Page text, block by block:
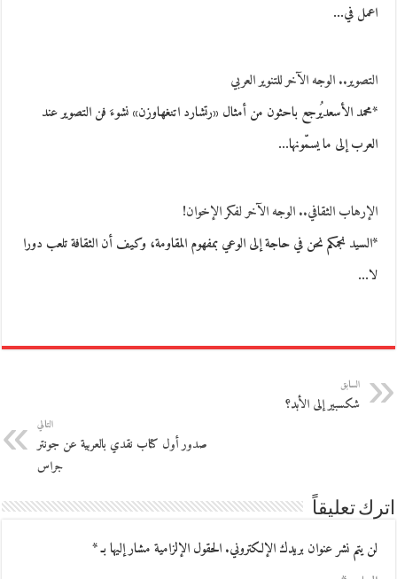
اعمل في…
التصوير.. الوجه الآخر للتنوير العربي
*محمد الأسعديُرجع باحثون من أمثال «رتشارد اتنغهاوزن» نشوءَ فن التصوير عند
العرب إلى ما يسمّونها…
الإرهاب الثقافي.. الوجه الآخر لفكر الإخوان!
*السيد نجمكم نحن في حاجة إلى الوعي بمفهوم المقاومة، وكيف أن الثقافة تلعب دورا
لا…
السابق
شكسبير إلى الأبد؟
التالي
صدور أول كتاب نقدي بالعربية عن جونتر
جراس
اترك تعليقاً
لن يتم نشر عنوان بريدك الإلكتروني.الحقول الإلزامية مشار إليها بـ*